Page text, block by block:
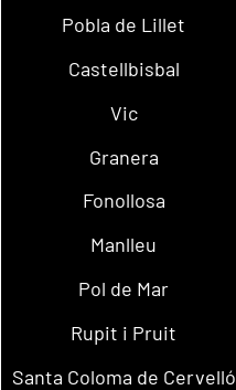
Pobla de Lillet
Castellbisbal
Vic
Granera
Fonollosa
Manlleu
Pol de Mar
Rupit i Pruit
Santa Coloma de Cervelló